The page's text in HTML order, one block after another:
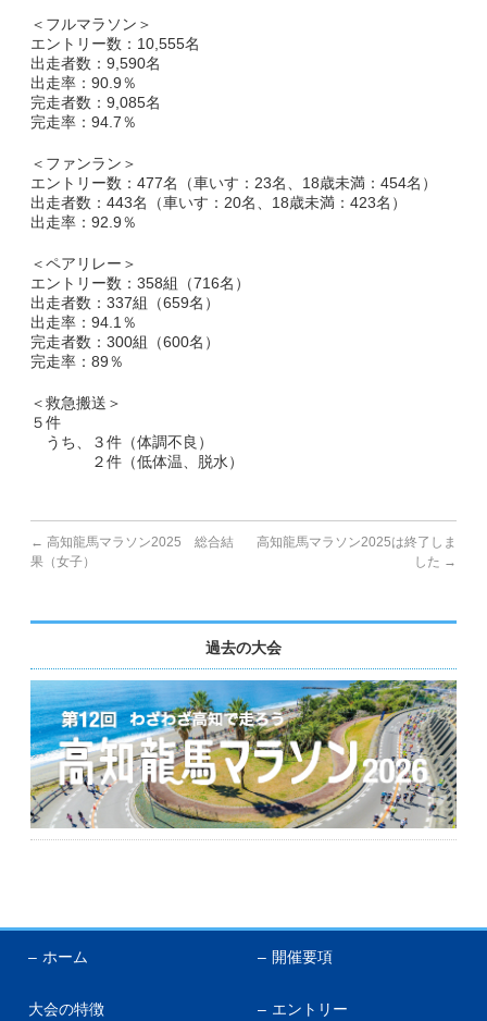
エイドメニュー
副賞・特別賞・参加賞
エントリー
コース（給水、関門等）
アクセス
Q&A
English
＜フルマラソン＞
エントリー数：10,555名
出走者数：9,590名
出走率：90.9％
完走者数：9,085名
完走率：94.7％
＜ファンラン＞
エントリー数：477名（車いす：23名、18歳未満：454名）
出走者数：443名（車いす：20名、18歳未満：423名）
出走率：92.9％
＜ペアリレー＞
エントリー数：358組（716名）
出走者数：337組（659名）
出走率：94.1％
完走者数：300組（600名）
完走率：89％
＜救急搬送＞
５件
うち、３件（体調不良）
２件（低体温、脱水）
← 高知龍馬マラソン2025 総合結
果（女子）
高知龍馬マラソン2025は終了しま
した →
過去の大会
ホーム 開催要項
大会の特徴 エントリー